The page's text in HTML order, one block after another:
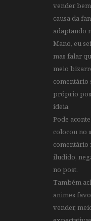
vender
causa da
adaptando
Mano, eu
mas falar
meio
comentário
próprio
ideia.
Pode
colocou no
comentário
iludido,
no post.
Também
animes
vender,